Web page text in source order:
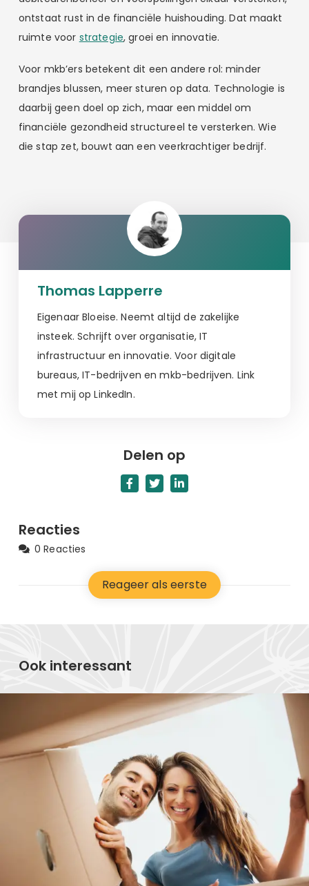
ontstaat rust in de financiële huishouding. Dat maakt
ruimte voor strategie, groei en innovatie.
Voor mkb’ers betekent dit een andere rol: minder
brandjes blussen, meer sturen op data. Technologie is
daarbij geen doel op zich, maar een middel om
financiële gezondheid structureel te versterken. Wie
die stap zet, bouwt aan een veerkrachtiger bedrijf.
Thomas Lapperre
Eigenaar Bloeise. Neemt altijd de zakelijke
insteek. Schrijft over organisatie, IT
infrastructuur en innovatie. Voor digitale
bureaus, IT-bedrijven en mkb-bedrijven. Link
met mij op LinkedIn.
Delen op
Reacties
0 Reacties
Reageer als eerste
Ook interessant